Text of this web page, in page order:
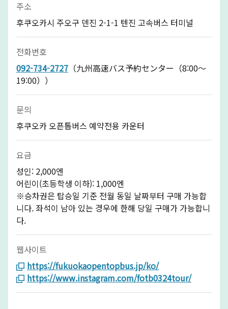
주소
후쿠오카시 주오구 덴진 2-1-1 텐진 고속버스 터미널
전화번호
092-734-2727 （九州高速バス予約センター（8:00～
19:00））
문의
후쿠오카 오픈톱버스 예약전용 카운터
요금
성인: 2,000엔
어린이(초등학생 이하): 1,000엔
※승차권은 탑승일 기준 전월 동일 날짜부터 구매 가능합
니다. 좌석이 남아 있는 경우에 한해 당일 구매가 가능합니
다.
웹사이트
https://fukuokaopentopbus.jp/ko/
https://www.instagram.com/fotb0324tour/